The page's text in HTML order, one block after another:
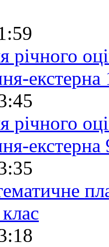
річного
екстерна
річного
екстерна